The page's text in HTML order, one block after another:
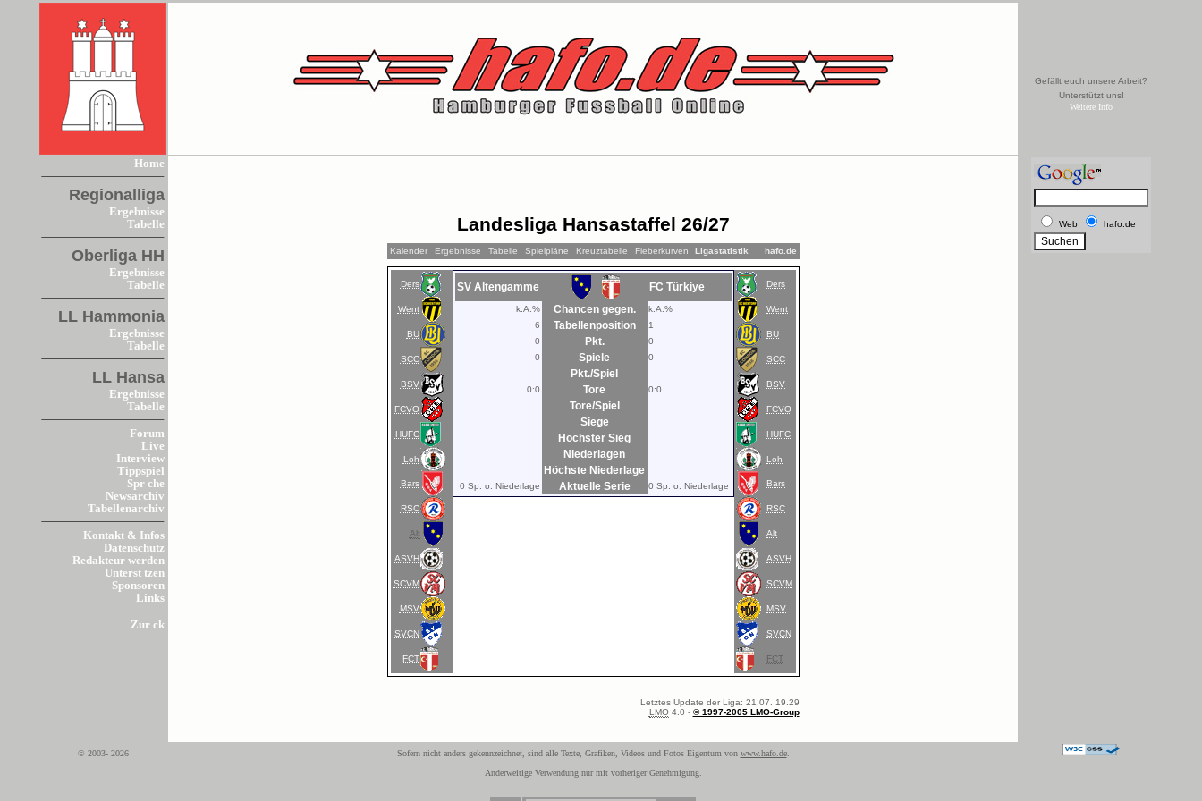
Gefällt euch unsere Arbeit?
Unterstützt uns!
Weitere Info
Home
Regionalliga
Ergebnisse
Tabelle
Oberliga HH
Ergebnisse
Tabelle
LL Hammonia
Ergebnisse
Tabelle
LL Hansa
Ergebnisse
Tabelle
Forum
Live
Interview
Tippspiel
Spr che
Newsarchiv
Tabellenarchiv
Kontakt & Infos
Datenschutz
Redakteur werden
Unterst tzen
Sponsoren
Links
Zur ck
Landesliga Hansastaffel 26/27
Kalender Ergebnisse Tabelle Spielpläne Kreuztabelle Fieberkurven Ligastatistik hafo.de
Ders
Went
BU
SCC
BSV
FCVO
HUFC
Loh
Bars
RSC
Alt
ASVH
SCVM
MSV
SVCN
FCT
SV Altengamme FC Türkiye
k.A.% Chancen gegen.
k.A.%
6
Tabellenposition
1
0
Pkt.
0
0
Spiele 0
Pkt./Spiel
0:0 Tore 0:0
Tore/Spiel
Siege
Höchster Sieg
Niederlagen
Höchste Niederlage
0 Sp. o. Niederlage Aktuelle Serie 0 Sp. o. Niederlage
Ders
Went
BU
SCC
BSV
FCVO
HUFC
Loh
Bars
RSC
Alt
ASVH
SCVM
MSV
SVCN
FCT
Letztes Update der Liga: 21.07. 19.29
LMO4.0 - © 1997-2005 LMO-Group
Web hafo.de
© 2003- 2026 Sofern nicht anders gekennzeichnet, sind alle Texte, Grafiken, Videos und Fotos Eigentum von www.hafo.de.
Anderweitige Verwendung nur mit vorheriger Genehmigung.